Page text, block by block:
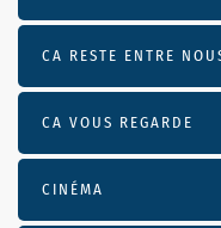
CA RESTE ENTRE
CA VOUS REGARDE
CINÉMA